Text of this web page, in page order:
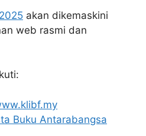
akan dikemaskini
web rasmi dan
Buku Antarabangsa